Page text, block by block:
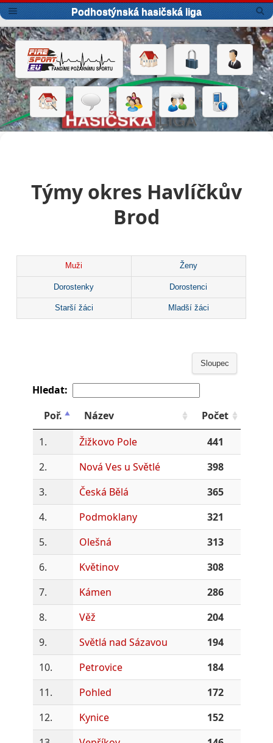
Podhostýnská hasičská liga
Týmy okres Havlíčkův
Brod
Muži Ženy
Dorostenky Dorostenci
Starší žáci Mladší žáci
Sloupec
Hledat:
Poř.
Název
Počet
1.
Žižkovo Pole
441
2.
Nová Ves u Světlé
398
3.
Česká Bělá
365
4.
Podmoklany
321
5.
Olešná
313
6.
Květinov
308
7.
Kámen
286
8.
Věž
204
9.
Světlá nad Sázavou
194
10.
Petrovice
184
11.
Pohled
172
12.
Kynice
152